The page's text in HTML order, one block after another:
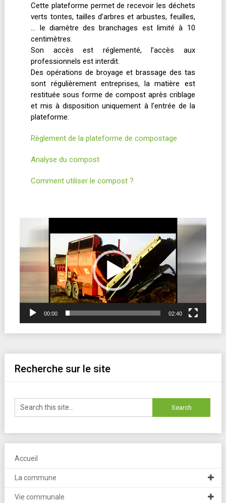
Cette plateforme permet de recevoir les déchets
verts tontes, tailles d’arbres et arbustes, feuilles,
… le diamètre des branchages est limité à 10
centimètres.
Son accès est réglementé, l’accès aux
professionnels est interdit.
Des opérations de broyage et brassage des tas
sont régulièrement entreprises, la matière est
restituée sous forme de compost après criblage
et mis à disposition uniquement à l’entrée de la
plateforme.
Règlement de la plateforme de compostage
Analyse du compost
Comment utiliser le compost ?
00:00 02:40
Recherche sur le site
Accueil
La commune
Vie communale